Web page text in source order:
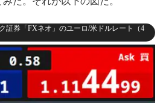
証券「FXネオ」のユーロ/米ドルレート（4